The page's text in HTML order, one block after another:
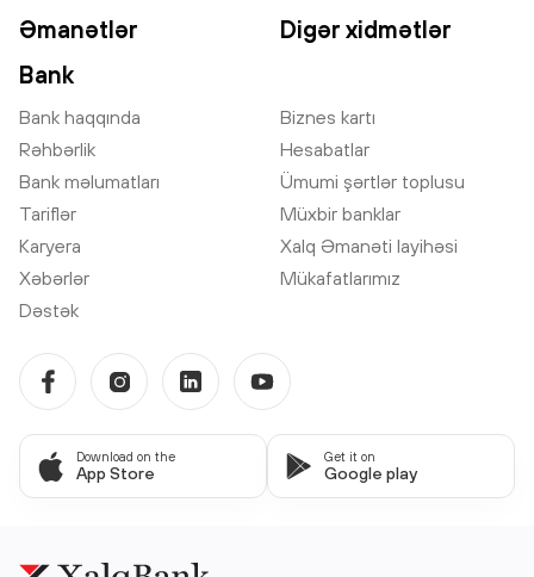
Əmanətlər
Digər xidmətlər
Bank
Bank haqqında
Biznes kartı
Rəhbərlik
Hesabatlar
Bank məlumatları
Ümumi şərtlər toplusu
Tariflər
Müxbir banklar
Karyera
Xalq Əmanəti layihəsi
Xəbərlər
Mükafatlarımız
Dəstək
Download on the
App Store
Get it on
Google play